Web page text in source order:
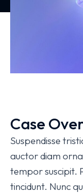
Case
Suspendisse
auctor diam
tempor suscipit.
tincidunt. Nunc